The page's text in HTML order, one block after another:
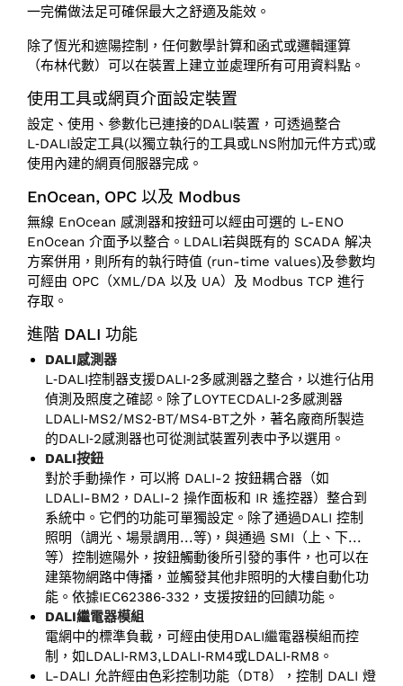
一完備做法足可確保最大之舒適及能效。
除了恆光和遮陽控制，任何數學計算和函式或邏輯運算
（布林代數）可以在裝置上建立並處理所有可用資料點。
使用工具或網頁介面設定裝置
設定、使用、參數化已連接的DALI裝置，可透過整合
L‑DALI設定工具(以獨立執行的工具或LNS附加元件方式)或
使用內建的網頁伺服器完成。
EnOcean, OPC 以及 Modbus
無線 EnOcean 感測器和按鈕可以經由可選的 L-ENO
EnOcean 介面予以整合。LDALI若與既有的 SCADA 解决
方案併用，則所有的執行時值 (run-time values)及參數均
可經由 OPC（XML/DA 以及 UA）及 Modbus TCP 進行
存取。
進階 DALI 功能
DALI感測器
L‑DALI控制器支援DALI‑2多感測器之整合，以進行佔用
偵測及照度之確認。除了LOYTECDALI‑2多感測器
LDALI‑MS2/MS2‑BT/MS4‑BT之外，著名廠商所製造
的DALI‑2感測器也可從測試裝置列表中予以選用。
DALI按鈕
對於手動操作，可以將 DALI-2 按鈕耦合器（如
LDALI-BM2，DALI-2 操作面板和 IR 遙控器）整合到
系統中。它們的功能可單獨設定。除了通過DALI 控制
照明（調光、場景調用...等)，與通過 SMI（上、下...
等）控制遮陽外，按鈕觸動後所引發的事件，也可以在
建築物網路中傳播，並觸發其他非照明的大樓自動化功
能。依據IEC62386‑332，支援按鈕的回饋功能。
DALI繼電器模組
電網中的標準負載，可經由使用DALI繼電器模組而控
制，如LDALI‑RM3,LDALI‑RM4或LDALI‑RM8。
L-DALI 允許經由色彩控制功能（DT8），控制 DALI 燈